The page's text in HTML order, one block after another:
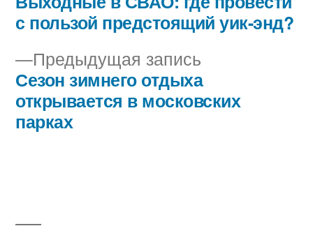
Навигация
записям
Предыдущая запись
запись:
Сезон зимнего отдыха
открывается в московских
парках
с пользой предстоящий уик-энд?